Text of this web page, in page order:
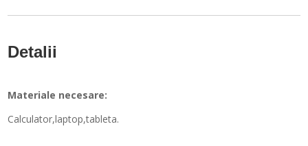
Detalii
Materiale necesare:
Calculator,laptop,tableta.